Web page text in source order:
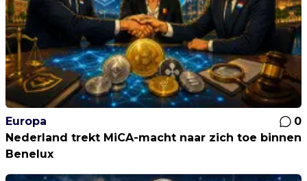
Europa
0
Nederland trekt MiCA-macht naar zich toe binnen
Benelux